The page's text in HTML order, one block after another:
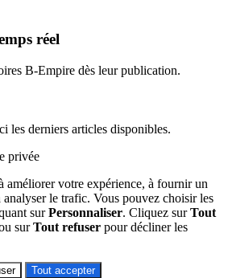
réel
B-Empire dès leur publication.
les derniers articles disponibles.
privée
améliorer votre expérience, à fournir un
analyser le trafic. Vous pouvez choisir les
surPersonnaliser. Cliquez surTout
surTout refuser pour décliner les
Tout accepter